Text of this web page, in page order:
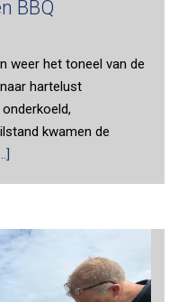
BBQ
weer het toneel van de
hartelust
kwamen de